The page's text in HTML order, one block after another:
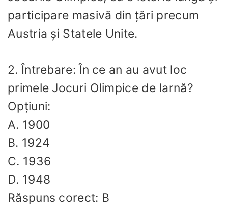
participare masivă din țări precum
Austria și Statele Unite.
2. Întrebare: În ce an au avut loc
primele Jocuri Olimpice de Iarnă?
Opțiuni:
A. 1900
B. 1924
C. 1936
D. 1948
Răspuns corect: B